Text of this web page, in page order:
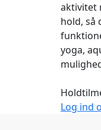
aktivitet
hold, så
yoga,
Log ind